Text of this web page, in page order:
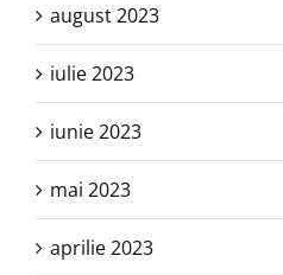
august 2023
iulie 2023
iunie 2023
mai 2023
aprilie 2023